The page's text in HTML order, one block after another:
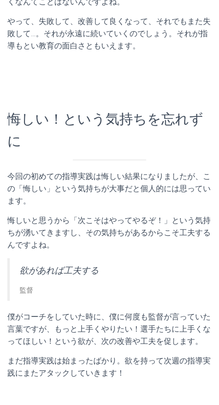
やって、失敗して、改善して良くなって、それでもまた失
敗して…。それが永遠に続いていくのでしょう。それが指
導もとい教育の面白さともいえます。
悔しい！という気持ちを忘れず
に
今回の初めての指導実践は悔しい結果になりましたが、こ
の「悔しい」という気持ちが大事だと個人的には思ってい
ます。
悔しいと思うから「次こそはやってやるぞ！」という気持
ちが湧いてきますし、その気持ちがあるからこそ工夫する
んですよね。
欲があれば工夫する
監督
僕がコーチをしていた時に、僕に何度も監督が言っていた
言葉ですが、もっと上手くやりたい！選手たちに上手くな
ってほしい！という欲が、次の改善や工夫を促します。
まだ指導実践は始まったばかり。欲を持って次週の指導実
践にまたアタックしていきます！